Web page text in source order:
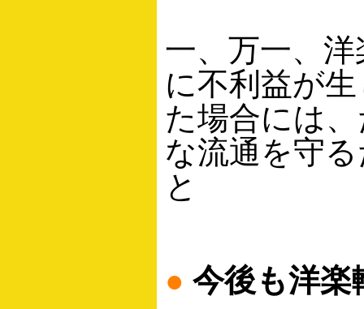
一、万一、
に不利益が
た場合には
な流通を守
と
● 今後も洋楽